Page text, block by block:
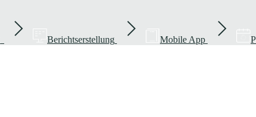
Berichtserstellung Mobile App